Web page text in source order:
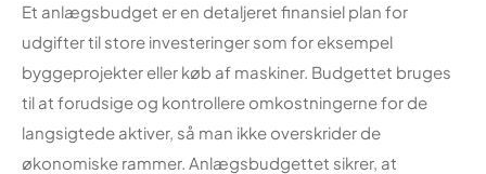
Et anlægsbudget er en detaljeret finansiel plan for
udgifter til store investeringer som for eksempel
byggeprojekter eller køb af maskiner. Budgettet bruges
til at forudsige og kontrollere omkostningerne for de
langsigtede aktiver, så man ikke overskrider de
økonomiske rammer. Anlægsbudgettet sikrer, at